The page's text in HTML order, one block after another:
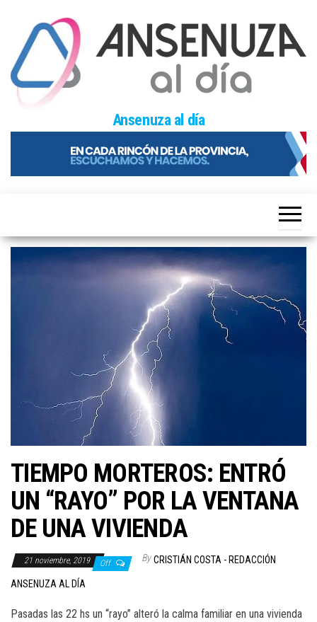
content
Ansenuza al día
TIEMPO MORTEROS: ENTRÓ
UN “RAYO” POR LA VENTANA
DE UNA VIVIENDA
21 noviembre, 2019 Off By CRISTIÁN COSTA - REDACCIÓN
ANSENUZA AL DÍA
Pasadas las 22 hs un “rayo” alteró la calma familiar en una vivienda